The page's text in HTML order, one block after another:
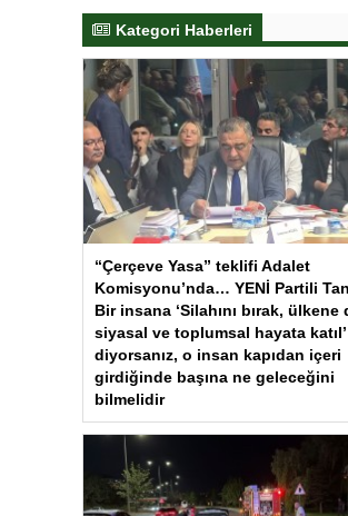
Kategori Haberleri
“Çerçeve Yasa” teklifi Adalet
Komisyonu’nda… YENİ Partili
Bir insana ‘Silahını bırak, ülkene
siyasal ve toplumsal hayata katıl’
diyorsanız, o insan kapıdan içeri
girdiğinde başına ne geleceğini
bilmelidir